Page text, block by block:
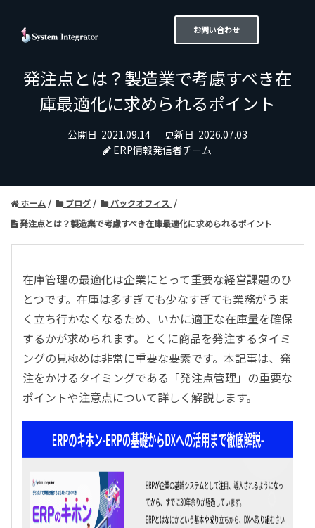
お問い合わせ
発注点とは？製造業で考慮すべき在
庫最適化に求められるポイント
公開日 2021.09.14 更新日 2026.07.03
ERP情報発信者チーム
ホーム ブログ
バックオフィス
発注点とは？製造業で考慮すべき在庫最適化に求められるポイント
在庫管理の最適化は企業にとって重要な経営課題のひ
とつです。在庫は多すぎても少なすぎても業務がうま
く立ち行かなくなるため、いかに適正な在庫量を確保
するかが求められます。とくに商品を発注するタイミ
ングの見極めは非常に重要な要素です。本記事は、発
注をかけるタイミングである「発注点管理」の重要な
ポイントや注意点について詳しく解説します。